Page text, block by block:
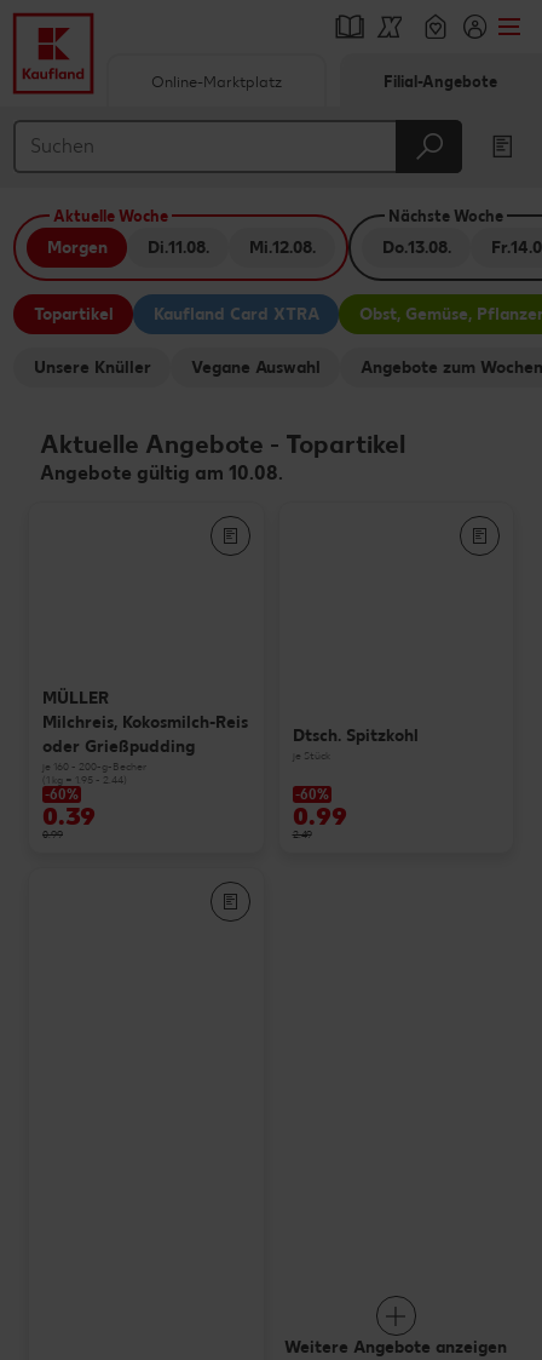
Hauptinhalt
Footer
Schwebender Seitenbereich
Online-Marktplatz Filial-Angebote
Aktuelle Woche
Morgen Di.11.08. Mi.12.08.
Nächste Woche
Do.13.08. Fr.
Topartikel Kaufland Card XTRA Obst, Gemüse,
Unsere Knüller Vegane Auswahl Angebote zum
Aktuelle Angebote - Topartikel
Angebote gültig am 10.08.
MÜLLER
Milchreis, Kokosmilch-Reis
oder Grießpudding
je 160 - 200-g-Becher
(1 kg = 1.95 - 2.44)
-60%
0.39
0.99
Dtsch. Spitzkohl
je Stück
-60%
0.99
2.49
Weitere Angebote anzeigen